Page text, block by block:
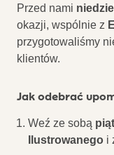
Przed nami
okazji, wspólnie z
przygotowaliśmy
klientów.
Jak odebrać
Weź ze sobą
Ilustrowanego i